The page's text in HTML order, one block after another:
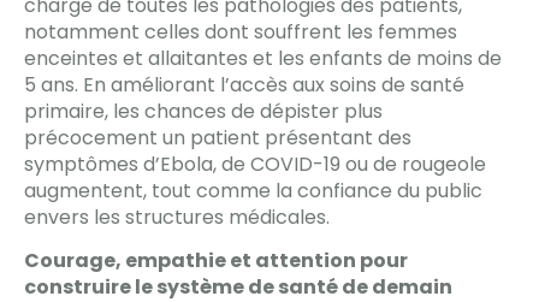
notamment celles dont souffrent les femmes
enceintes et allaitantes et les enfants de moins de
5 ans. En améliorant l’accès aux soins de santé
primaire, les chances de dépister plus
précocement un patient présentant des
symptômes d’Ebola, de COVID-19 ou de rougeole
augmentent, tout comme la confiance du public
envers les structures médicales.
Courage, empathie et attention pour
construire le système de santé de demain